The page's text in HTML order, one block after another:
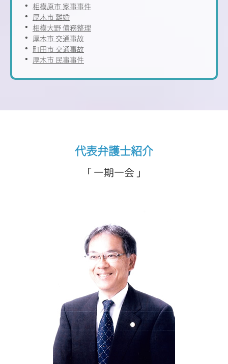
相模原市 家事事件
厚木市 離婚
相模大野 債務整理
厚木市 交通事故
町田市 交通事故
厚木市 民事事件
代表弁護士紹介
「 一期一会 」